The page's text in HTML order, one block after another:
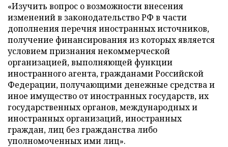
«Изучить вопрос о возможности внесения
изменений в законодательство РФ в части
дополнения перечня иностранных источников,
получение финансирования из которых является
условием признания некоммерческой
организацией, выполняющей функции
иностранного агента, гражданами Российской
Федерации, получающими денежные средства и
иное имущество от иностранных государств, их
государственных органов, международных и
иностранных организаций, иностранных
граждан, лиц без гражданства либо
уполномоченных ими лиц».